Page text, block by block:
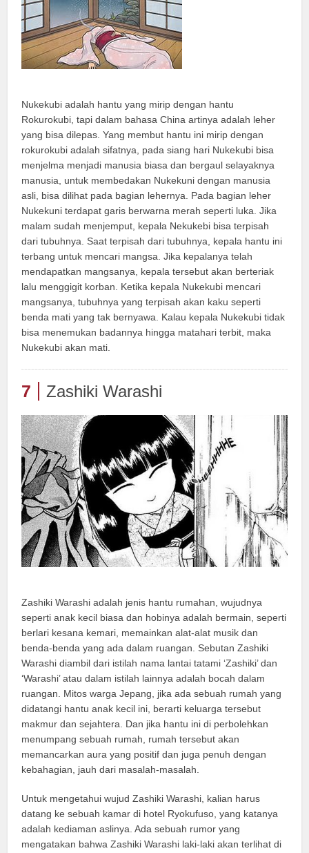
Nukekubi adalah hantu yang mirip dengan hantu
Rokurokubi, tapi dalam bahasa China artinya adalah leher
yang bisa dilepas. Yang membut hantu ini mirip dengan
rokurokubi adalah sifatnya, pada siang hari Nukekubi bisa
menjelma menjadi manusia biasa dan bergaul selayaknya
manusia, untuk membedakan Nukekuni dengan manusia
asli, bisa dilihat pada bagian lehernya. Pada bagian leher
Nukekuni terdapat garis berwarna merah seperti luka. Jika
malam sudah menjemput, kepala Nekukebi bisa terpisah
dari tubuhnya. Saat terpisah dari tubuhnya, kepala hantu ini
terbang untuk mencari mangsa. Jika kepalanya telah
mendapatkan mangsanya, kepala tersebut akan berteriak
lalu menggigit korban. Ketika kepala Nukekubi mencari
mangsanya, tubuhnya yang terpisah akan kaku seperti
benda mati yang tak bernyawa. Kalau kepala Nukekubi tidak
bisa menemukan badannya hingga matahari terbit, maka
Nukekubi akan mati.
7 Zashiki Warashi
Zashiki Warashi adalah jenis hantu rumahan, wujudnya
seperti anak kecil biasa dan hobinya adalah bermain, seperti
berlari kesana kemari, memainkan alat-alat musik dan
benda-benda yang ada dalam ruangan. Sebutan Zashiki
Warashi diambil dari istilah nama lantai tatami ‘Zashiki’ dan
‘Warashi’ atau dalam istilah lainnya adalah bocah dalam
ruangan. Mitos warga Jepang, jika ada sebuah rumah yang
didatangi hantu anak kecil ini, berarti keluarga tersebut
makmur dan sejahtera. Dan jika hantu ini di perbolehkan
menumpang sebuah rumah, rumah tersebut akan
memancarkan aura yang positif dan juga penuh dengan
kebahagian, jauh dari masalah-masalah.
Untuk mengetahui wujud Zashiki Warashi, kalian harus
datang ke sebuah kamar di hotel Ryokufuso, yang katanya
adalah kediaman aslinya. Ada sebuah rumor yang
mengatakan bahwa Zashiki Warashi laki-laki akan terlihat di